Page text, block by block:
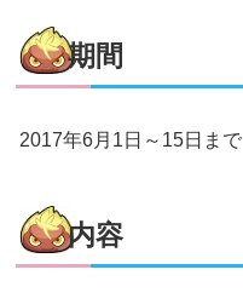
期間
2017年6月1日～15日まで
内容